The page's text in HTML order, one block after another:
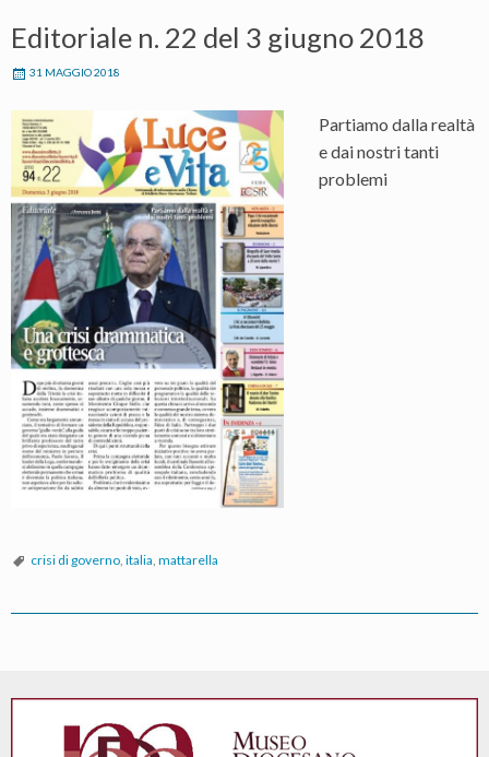
Editoriale n. 22 del 3 giugno 2018
31 MAGGIO 2018
Partiamo dalla realtà
e dai nostri tanti
problemi
crisi di governo, italia, mattarella